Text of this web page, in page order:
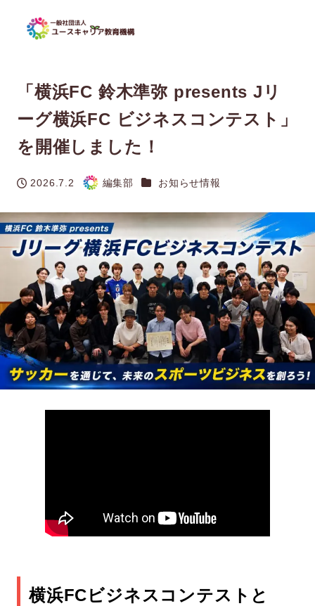
「横浜FC 鈴木準弥 presents Jリ
ーグ横浜FC ビジネスコンテスト」
を開催しました！
投稿日
2026.7.2
著
編集部 カテゴリー
お知らせ情報
横浜FCビジネスコンテストと